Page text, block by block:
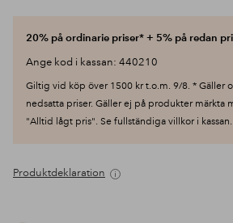
20% på ordinarie priser* + 5% på redan
Ange kod i kassan: 440210
Giltig vid köp över 1500 kr t.o.m. 9/8. * Gäller
nedsatta priser. Gäller ej på produkter märkta
"Alltid lågt pris". Se fullständiga villkor i kassan.
Produktdeklaration